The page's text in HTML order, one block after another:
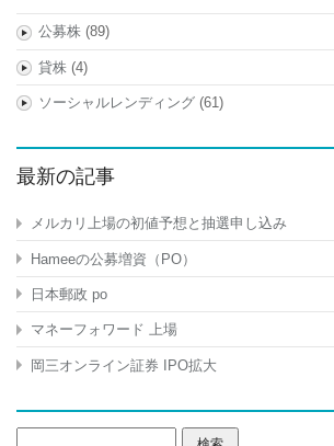
公募株(89)
貸株(4)
ソーシャルレンディング(61)
最新の記事
メルカリ上場の初値予想と抽選申し込み
Hameeの公募増資（PO）
日本郵政 po
マネーフォワード 上場
岡三オンライン証券 IPO拡大